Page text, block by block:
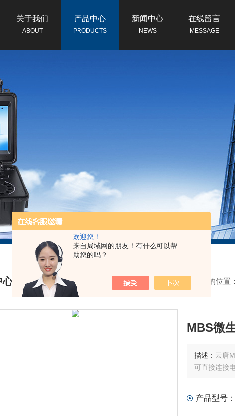
欢迎您！
来自局域网的朋友！有什么可以帮
助您的吗？
关于我们
ABOUT
产品中心
PRODUCTS
新闻中心
NEWS
在线留言
MESSAGE
心
CENTER
我的位置：
MBS微
描述： 云唐
可直接连接
产品型号：